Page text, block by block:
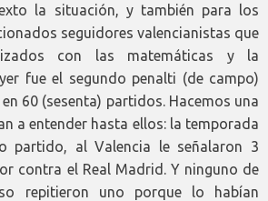
la situación, y también para los
seguidores valencianistas que
con las matemáticas y la
fue el segundo penalti (de campo)
60 (sesenta) partidos. Hacemos una
a entender hasta ellos: la temporada
partido, al Valencia le señalaron 3
contra el Real Madrid. Y ninguno de
repitieron uno porque lo habían